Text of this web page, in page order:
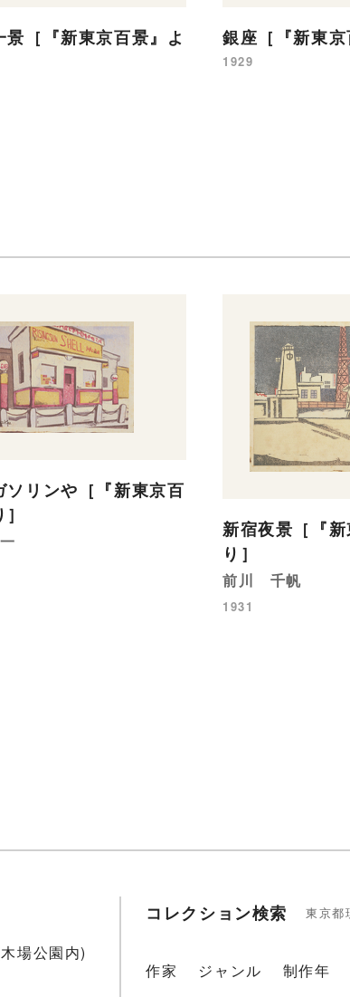
景［『新東京百景』よ
銀座［『新東京
1929
ソリンや［『新東京百
新宿夜景［『
り］
前川 千帆
1931
場公園内)
コレクション検索 東京都
作家 ジャンル 制作年